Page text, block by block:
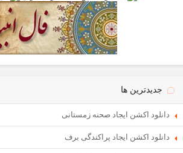
جدیدترین ها
دانلود اکشن ایجاد صحنه زمستانی
دانلود اکشن ایجاد پراکندگی برف